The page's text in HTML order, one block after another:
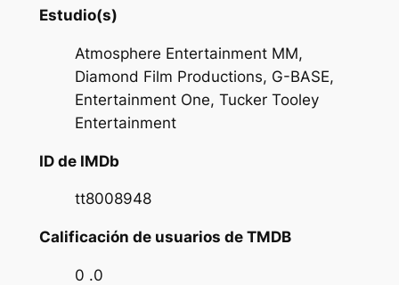
Estudio(s)
Atmosphere Entertainment MM,
Diamond Film Productions, G-BASE,
Entertainment One, Tucker Tooley
Entertainment
ID de IMDb
tt8008948
Calificación de usuarios de TMDB
0 .0